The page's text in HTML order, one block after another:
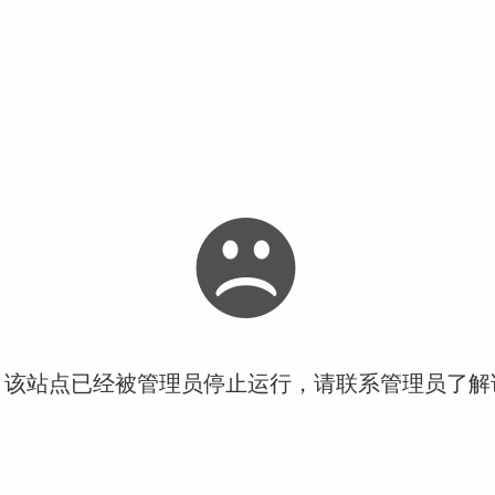
站点已经被管理员停止运行，请联系管理员了